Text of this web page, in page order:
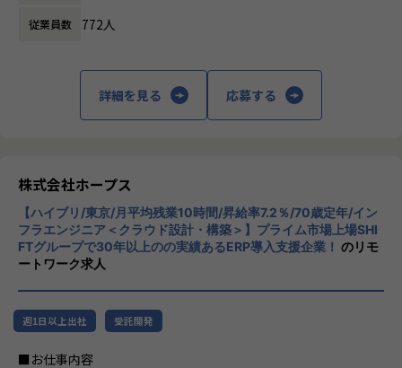
システムの開発を手がける会社です。
【なぜホープスがするのか？】
解を得られにくい環境でした。
なかには、工場自体の競争力を失い、工場の規模縮小・閉
鎖から、工場に支えられた街自体が閑散となることも目の当
たりにしました。
このような悲劇を繰り返したくはありません。
てエンジニアはスキルを変え、真に必要とされるエンジニ
そしてそれは、本当の意味でエンジニアの人生を守るため
チ開発やコンサルティングまで幅広いサービ
スを提供しています。クラウドERPやローコ
ード開発を柱とし、業務効率化やDX推進、経
CloudやOracle ERP Cloudなどを活用し、企
業の業務プロセスを最適化し、経営管理の強
化を図っています1。
社風/文化
ホープスは、若手社員が活躍できる環境で、
社内の風通しが良く、活気に満ちた雰囲気が
特徴です。多様性を重視し、様々な国籍や背
景を持つ社員が協力し合いながら働いていま
従業員数 772人
詳細を見る 応募する
株式会社ホープス
【ハイブリ/東京/月平均残業10時間/昇給率7.2％/70歳定年/イン
フラエンジニア＜クラウド設計・構築＞】プライム市場上場SHI
FTグループで30年以上のの実績あるERP導入支援企業！ のリモ
ートワーク求人
週1日以上出社 受託開発
■お仕事内容